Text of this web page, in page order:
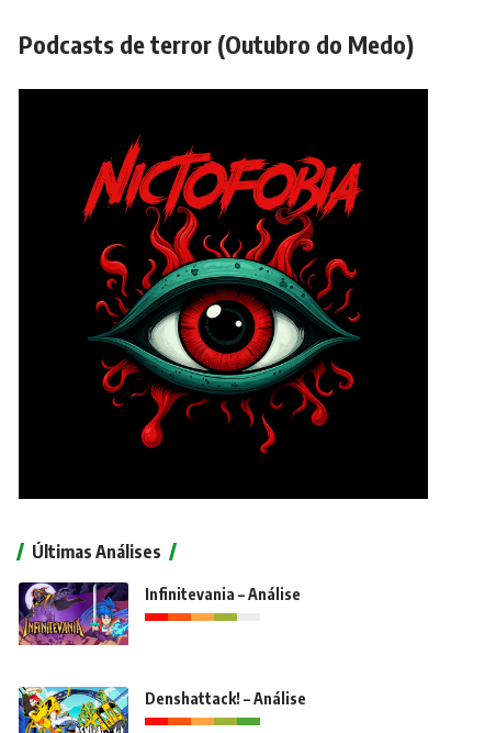
Podcasts de terror (Outubro do Medo)
Últimas Análises
Infinitevania – Análise
Denshattack! – Análise